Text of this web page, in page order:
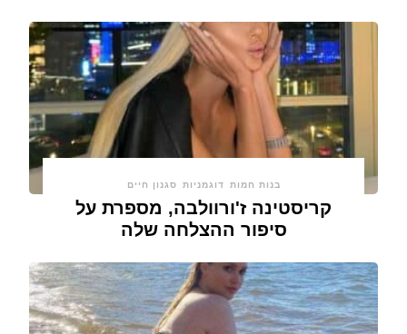
בנות חמות דוגמניות סגנון חיים
קריסטינה ז'ורוולבה, מספרת על
סיפור ההצלחה שלה